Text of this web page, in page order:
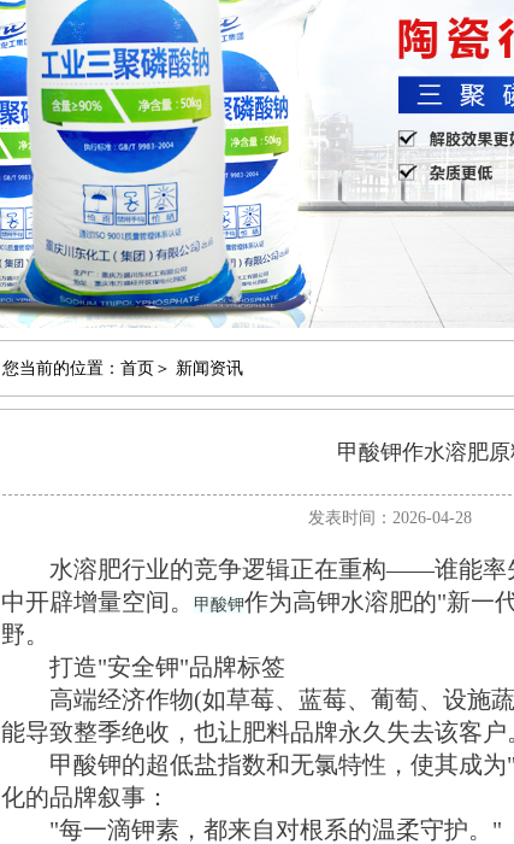
您当前的位置： 首页 ＞ 新闻资讯
甲酸钾作水溶肥
发表时间：2026-04-28
水溶肥行业的竞争逻辑正在重构——谁能率
中开辟增量空间。
甲酸钾作为高钾水溶肥的"新一
野。
打造"安全钾"品牌标签
高端经济作物(如草莓、蓝莓、葡萄、设施蔬
能导致整季绝收，也让肥料品牌永久失去该客户
甲酸钾的超低盐指数和无氯特性，使其成为"
化的品牌叙事：
"每一滴钾素，都来自对根系的温柔守护。"